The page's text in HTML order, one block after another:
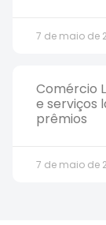
7 de maio de
Comércio
e serviços
prêmios
7 de maio de